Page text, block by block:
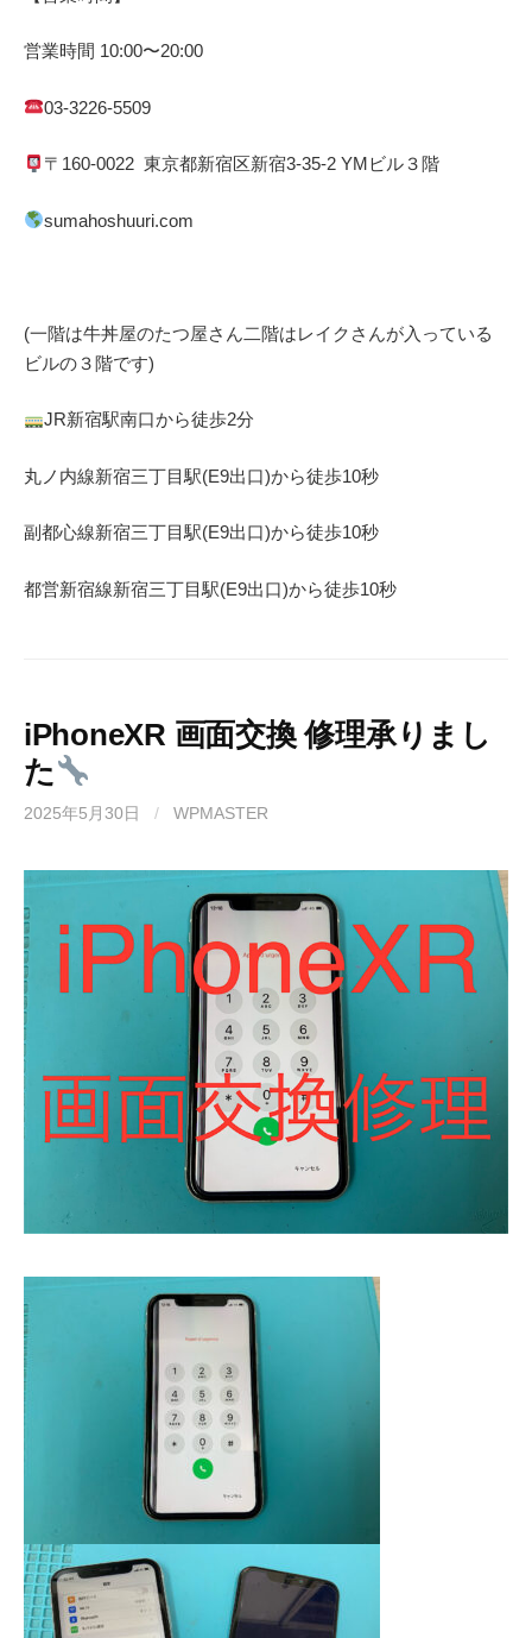
営業時間 10:00〜20:00
03-3226-5509
〒 160-0022 東京都新宿区新宿3-35-2 YMビル３階
sumahoshuuri.com
(一階は牛丼屋のたつ屋さん二階はレイクさんが入っている
ビルの３階です)
JR新宿駅南口から徒歩2分
丸ノ内線新宿三丁目駅(E9出口)から徒歩10秒
副都心線新宿三丁目駅(E9出口)から徒歩10秒
都営新宿線新宿三丁目駅(E9出口)から徒歩10秒
iPhoneXR 画面交換 修理承りまし
た
2025年5月30日 / WPMASTER